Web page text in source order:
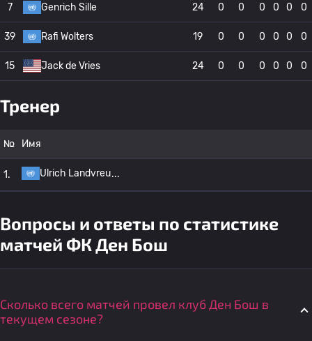
7 Genrich Sille 24 0 0 0 0 0 0
39 Rafi Wolters 19 0 0 0 0 0 0
15 Jack de Vries 24 0 0 0 0 0 0
Тренер
№ Имя
1. Ulrich Landvreu
Вопросы и ответы по статистике
матчей ФК Ден Бош
Сколько всего матчей провел клуб Ден Бош в
текущем сезоне?